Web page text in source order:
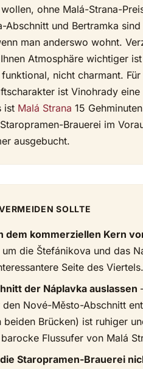
ohne Malá-Strana-
Abschnitt und Bertramka
man anderswo wohnt.
Atmosphäre wichtiger
nicht charmant.
ist Vinohrady
ist Malá Strana 15
Brauerei im
ausgebucht.
SOLLTE
dem kommerziellen Kern
die Štefánikova und das
Seite des Viertels.
der Náplavka auslassen
den Nové-Město-Abschnitt
beiden Brücken) ist ruhiger
Flussufer von Malá
Staropramen-Brauerei